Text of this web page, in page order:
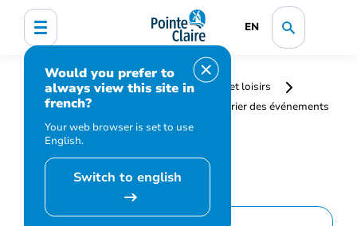
EN
Would you prefer to
always view this site in
french?
Your web browser is set to use
English.
Switch to english
Accueil
Bibliothèque, culture, sports et loisirs
Programmation et inscription
Calendrier des événements
et activités
Story Time at Valois